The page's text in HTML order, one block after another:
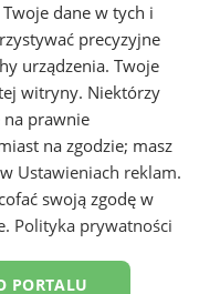
dane w tych i
precyzyjne
urządzenia. Twoje
witryny. Niektórzy
na prawnie
na zgodzie; masz
Ustawieniach reklam.
swoją zgodę w
. Polityka prywatności
PORTALU